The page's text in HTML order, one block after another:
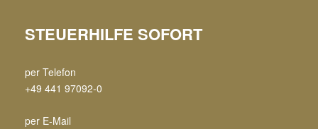
STEUERHILFE SOFORT
per Telefon
+49 441 97092-0
per E-Mail